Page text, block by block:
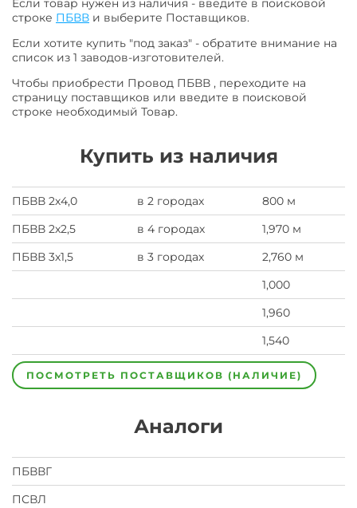
Если товар нужен из наличия - введите в поисковой
строке ПБВВ и выберите Поставщиков.
Если хотите купить "под заказ" - обратите внимание на
список из 1 заводов-изготовителей.
Чтобы приобрести Провод ПБВВ , переходите на
страницу поставщиков или введите в поисковой
строке необходимый Товар.
Купить из наличия
ПБВВ 2х4,0 в 2 городах
800 м
ПБВВ 2х2,5
в 4 городах
1,970 м
ПБВВ 3х1,5
в 3 городах
2,760 м
1,000
1,960
1,540
ПОСМОТРЕТЬ ПОСТАВЩИКОВ (НАЛИЧИЕ)
Аналоги
ПБВВГ
ПСВЛ